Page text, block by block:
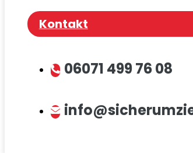
Kontakt
06071 499 76 08